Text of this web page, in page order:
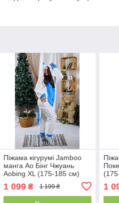
Піжама кігурумі Jamboo
манга Ао Бінг Чжуань
Aobing XL (175-185 см)
1 099₴ 1 199 ₴ 1